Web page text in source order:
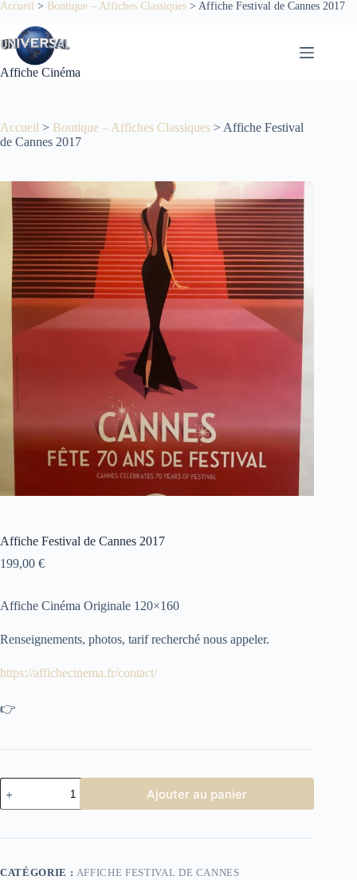
Passer
contenu
Accueil > Boutique – Affiches Classiques > Affiche Festival de Cannes 2017
Affiche Cinéma
Accueil > Boutique – Affiches Classiques > Affiche Festival
de Cannes 2017
Affiche Festival de Cannes 2017
199,00 €
Affiche Cinéma Originale 120×160
Renseignements, photos, tarif recherché nous appeler.
https://affichecinema.fr/contact/
👉
quantité
de
Affiche
de
Ajouter au panier
CATÉGORIE : AFFICHE FESTIVAL DE CANNES